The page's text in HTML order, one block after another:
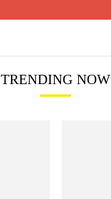
TRENDING NOW